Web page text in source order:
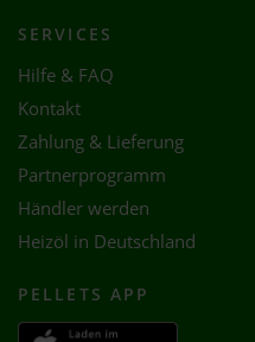
SERVICES
Hilfe & FAQ
Kontakt
Zahlung & Lieferung
Partnerprogramm
Händler werden
Heizöl in Deutschland
PELLETS APP